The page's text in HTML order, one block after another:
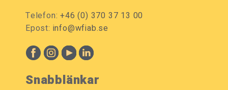
Telefon:+46 (0) 370 37 13 00
Epost: info@wfiab.se
Snabblänkar